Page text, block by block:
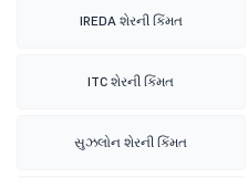
IREDA શેરની કિંમત
ITC શેરની કિંમત
સુઝલોન શેરની કિંમત